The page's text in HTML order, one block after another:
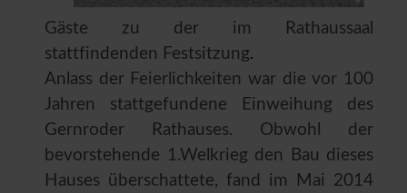
Gäste zu der im Rathaussaal
stattfindenden Festsitzung.
Anlass der Feierlichkeiten war die vor 100
Jahren stattgefundene Einweihung des
Gernroder Rathauses. Obwohl der
bevorstehende 1.Welkrieg den Bau dieses
Hauses überschattete, fand im Mai 2014